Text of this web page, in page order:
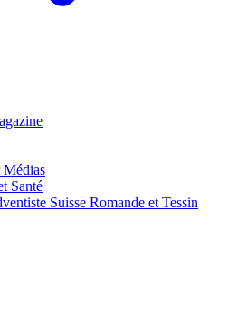
Médias
Santé
Suisse Romande et Tessin